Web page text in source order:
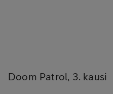
Doom Patrol, 3. kausi